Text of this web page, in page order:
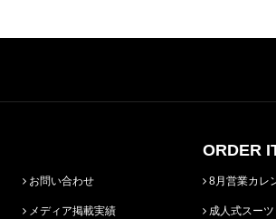
お問い合わせ
メディア掲載実績
ORDER
8月営業カレ
成人式スーツ